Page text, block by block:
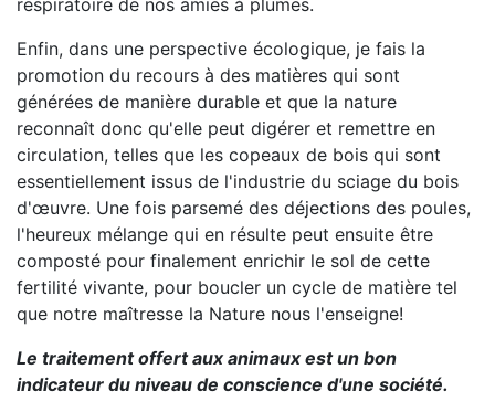
respiratoire de nos amies à plumes.
Enfin, dans une perspective écologique, je fais la
promotion du recours à des matières qui sont
générées de manière durable et que la nature
reconnaît donc qu'elle peut digérer et remettre en
circulation, telles que les copeaux de bois qui sont
essentiellement issus de l'industrie du sciage du bois
d'œuvre. Une fois parsemé des déjections des poules,
l'heureux mélange qui en résulte peut ensuite être
composté pour finalement enrichir le sol de cette
fertilité vivante, pour boucler un cycle de matière tel
que notre maîtresse la Nature nous l'enseigne!
Le traitement offert aux animaux est un bon
indicateur du niveau de conscience d'une société.